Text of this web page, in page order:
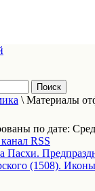
\ Материалы
по дате:
RSS